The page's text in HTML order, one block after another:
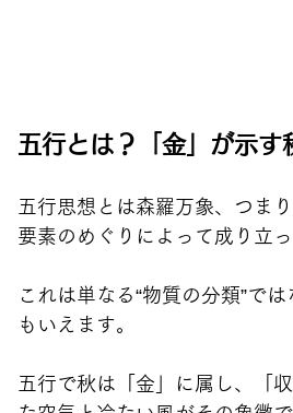
五行とは？「金」が示す
五行思想とは森羅万象、つま
要素のめぐりによって成り立
これは単なる“物質の分類”で
もいえます。
五行で秋は「金」に属し、「